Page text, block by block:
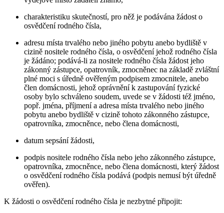
charakteristiku skutečností, pro něž je podávána žádost o
osvědčení rodného čísla,
adresu místa trvalého nebo jiného pobytu anebo bydliště v
cizině nositele rodného čísla, o osvědčení jehož rodného čísla
je žádáno; podává-li za nositele rodného čísla žádost jeho
zákonný zástupce, opatrovník, zmocněnec na základě zvláštní
plné moci s úředně ověřeným podpisem zmocnitele, anebo
člen domácnosti, jehož oprávnění k zastupování fyzické
osoby bylo schváleno soudem, uvede se v žádosti též jméno,
popř. jména, příjmení a adresa místa trvalého nebo jiného
pobytu anebo bydliště v cizině tohoto zákonného zástupce,
opatrovníka, zmocněnce, nebo člena domácnosti,
datum sepsání žádosti,
podpis nositele rodného čísla nebo jeho zákonného zástupce,
opatrovníka, zmocněnce, nebo člena domácnosti, který žádost
o osvědčení rodného čísla podává (podpis nemusí být úředně
ověřen).
K žádosti o osvědčení rodného čísla je nezbytné připojit: